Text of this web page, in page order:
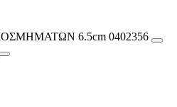
6.5cm 0402356